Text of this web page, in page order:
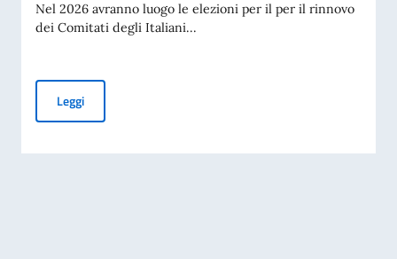
Nel 2026 avranno luogo le elezioni per il per il rinnovo
dei Comitati degli Italiani...
LeggiElezioni dei COMITES 2026